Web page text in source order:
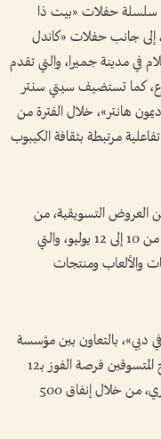
سلسلة حفلات «بيت ذا
إلى جانب حفلات «كاندل
في مدينة جميرا، والتي تقدم
كما تستضيف سيتي سنتر
هانتر»، خلال الفترة من
تفاعلية مرتبطة بثقافة الكيبوب
التسويقية، من
بينها عطلة التخفيضات الإلكترونية خلال الفترة من 10 إلى 12 يوليو، والتي
والألعاب ومنتجات
دبي»، بالتعاون بين مؤسسة
دبي للمهرجانات والتجزئة وغرف دبي، والتي تمنح المتسوقين فرصة الفوز بـ12
وحدة سكنية من شركة بن غاطي للتطوير العقاري، من خلال إنفاق 500